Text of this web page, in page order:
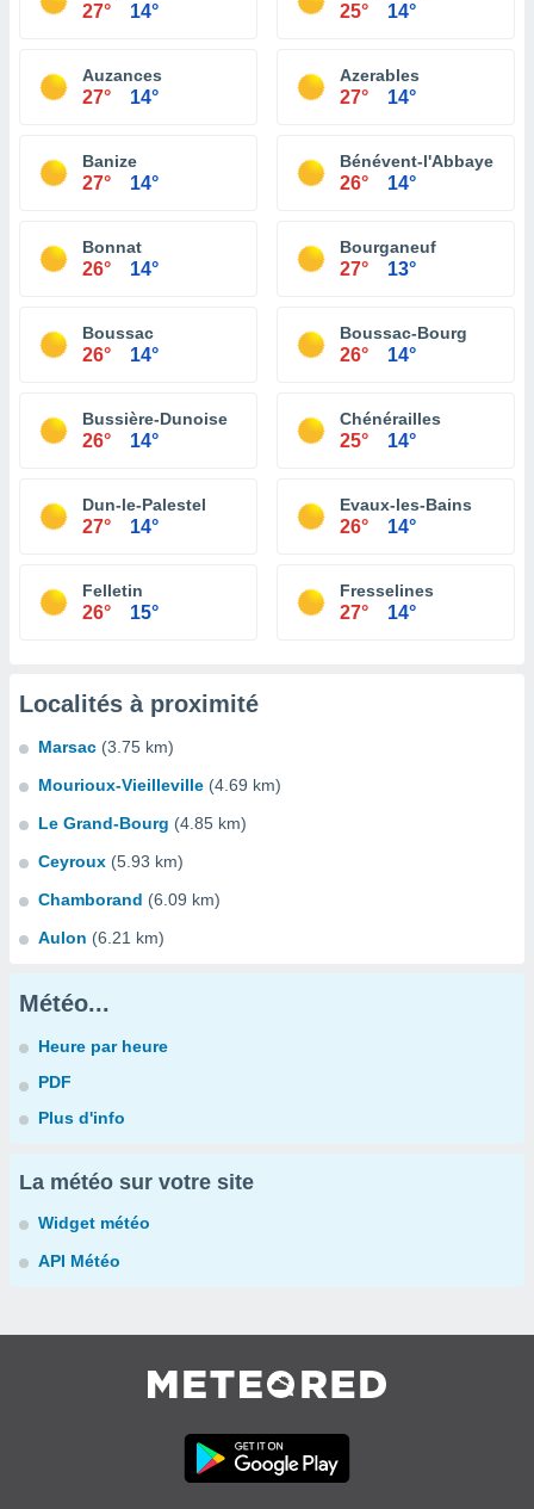
27° 14° 25° 14°
Auzances
27° 14°
Azerables
27° 14°
Banize
27° 14°
Bénévent-l'Abbaye
26° 14°
Bonnat
26° 14°
Bourganeuf
27° 13°
Boussac
26° 14°
Boussac-Bourg
26° 14°
Bussière-Dunoise
26° 14°
Chénérailles
25° 14°
Dun-le-Palestel
27° 14°
Evaux-les-Bains
26° 14°
Felletin
26° 15°
Fresselines
27° 14°
Localités à proximité
Marsac (3.75 km)
Mourioux-Vieilleville (4.69 km)
Le Grand-Bourg (4.85 km)
Ceyroux (5.93 km)
Chamborand (6.09 km)
Aulon (6.21 km)
Météo...
Heure par heure
PDF
Plus d'info
La météo sur votre site
Widget météo
API Météo